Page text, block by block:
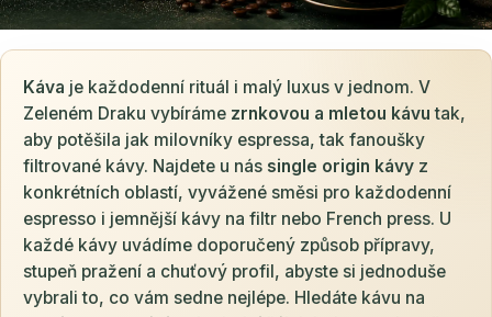
Káva je každodenní rituál i malý luxus v jednom. V
Zeleném Draku vybíráme zrnkovou a mletou kávu tak,
aby potěšila jak milovníky espressa, tak fanoušky
filtrované kávy. Najdete u nás single origin kávy z
konkrétních oblastí, vyvážené směsi pro každodenní
espresso i jemnější kávy na filtr nebo French press. U
každé kávy uvádíme doporučený způsob přípravy,
stupeň pražení a chuťový profil, abyste si jednoduše
vybrali to, co vám sedne nejlépe. Hledáte kávu na